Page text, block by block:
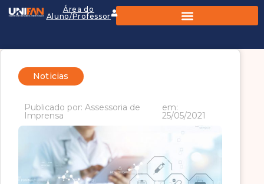
Área do
Aluno/Professor
Noticias
Publicado por: Assessoria de
Imprensa
em:
25/05/2021